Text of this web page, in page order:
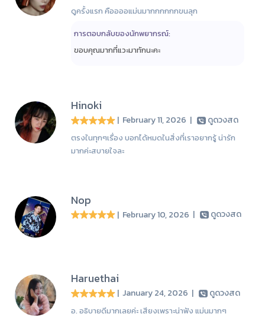
ดูครั้งแรก คืออออแม่นมากกกกกกขนลุก
การตอบกลับของนักพยากรณ์:
ขอบคุณมากที่แวะมาทักนะคะ
Hinoki
| February 11, 2026 | ดูดวงสด
ตรงในทุกๆเรื่อง บอกได้หมดในสิ่งที่เราอยากรู้ น่ารัก
มากค่ะสบายใจละ
Nop
| February 10, 2026 | ดูดวงสด
Haruethai
| January 24, 2026 | ดูดวงสด
อ. อธิบายดีมากเลยค่ะ เสียงเพราะน่าฟัง แม่นมากๆ